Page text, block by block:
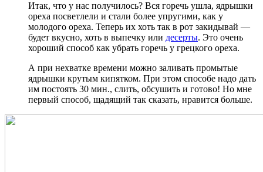
Итак, что у нас получилось? Вся горечь ушла, ядрышки
ореха посветлели и стали более упругими, как у
молодого ореха. Теперь их хоть так в рот закидывай —
будет вкусно, хоть в выпечку или десерты. Это очень
хороший способ как убрать горечь у грецкого ореха.
А при нехватке времени можно заливать промытые
ядрышки крутым кипятком. При этом способе надо дать
им постоять 30 мин., слить, обсушить и готово! Но мне
первый способ, щадящий так сказать, нравится больше.